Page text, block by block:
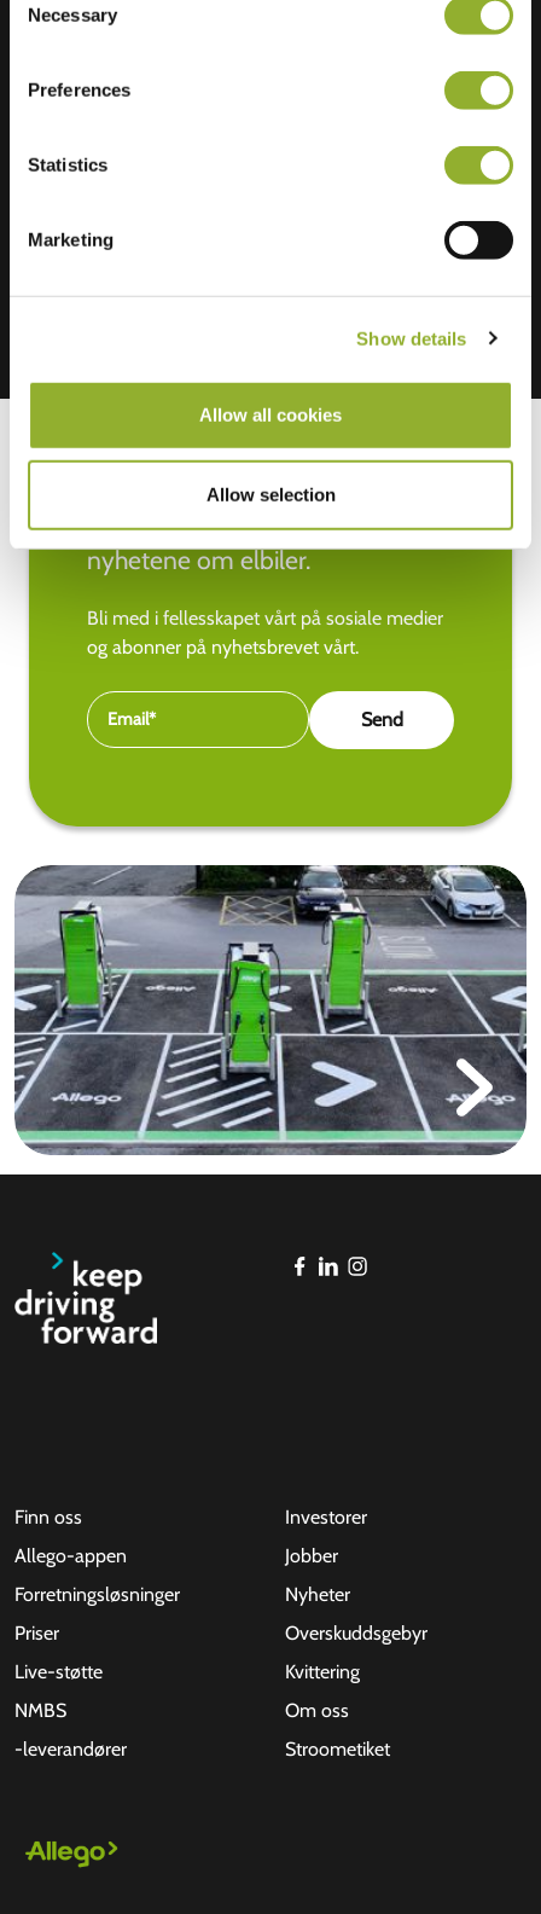
Selection
Necessary
Preferences
Statistics
Marketing
Show details
Allow all cookies
Allow selection
Hold deg oppdatert med de siste
nyhetene om elbiler.
Bli med i fellesskapet vårt på sosiale medier
og abonner på nyhetsbrevet vårt.
Finn oss
Allego-appen
Forretningsløsninger
Priser
Live-støtte
NMBS
-leverandører
Investorer
Jobber
Nyheter
Overskuddsgebyr
Kvittering
Om oss
Stroometiket